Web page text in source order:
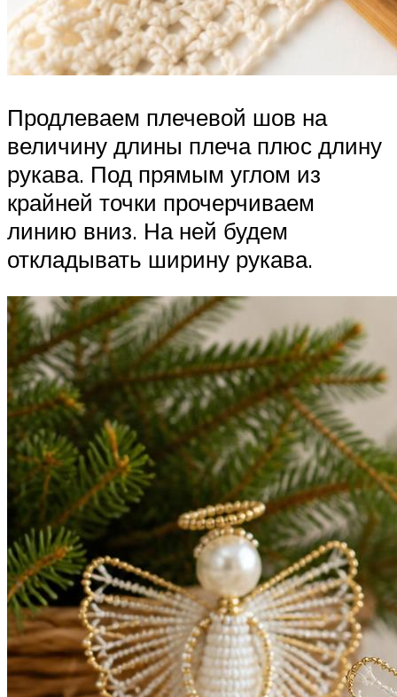
Продлеваем плечевой шов на
величину длины плеча плюс длину
рукава. Под прямым углом из
крайней точки прочерчиваем
линию вниз. На ней будем
откладывать ширину рукава.